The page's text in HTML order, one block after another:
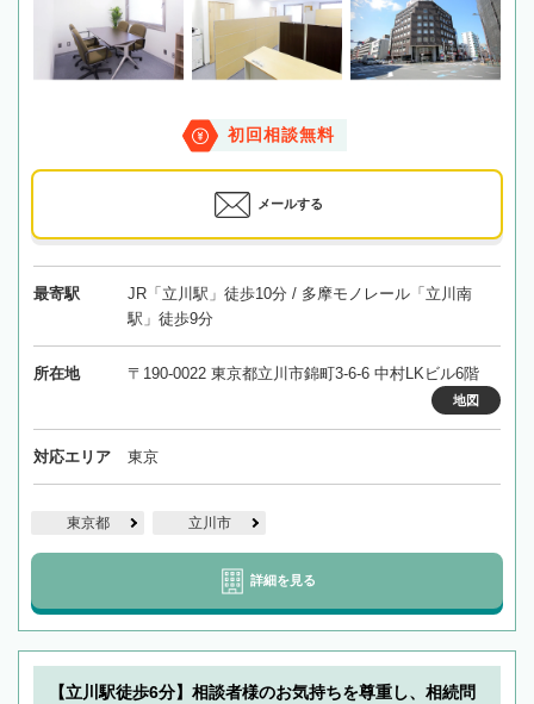
初回相談無料
メールする
最寄駅
JR「立川駅」徒歩10分 / 多摩モノレール「立川南
駅」徒歩9分
所在地 〒190-0022 東京都立川市錦町3-6-6 中村LKビル6階
地図
対応エリア 東京
東京都 立川市
詳細を見る
【立川駅徒歩6分】相談者様のお気持ちを尊重し、相続問